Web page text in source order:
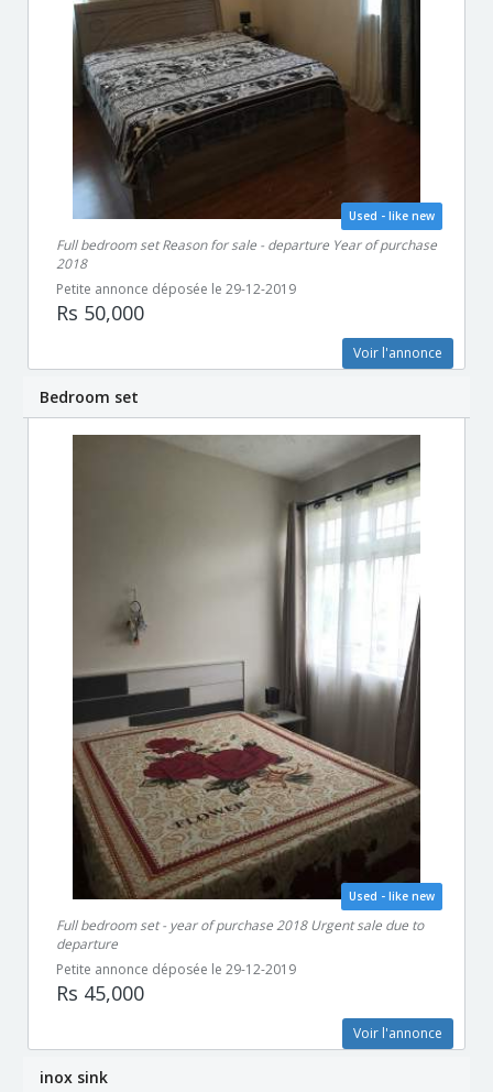
Used - like new
Full bedroom set Reason for sale - departure Year of purchase
2018
Petite annonce déposée le 29-12-2019
Rs 50,000
Voir l'annonce
Bedroom set
Used - like new
Full bedroom set - year of purchase 2018 Urgent sale due to
departure
Petite annonce déposée le 29-12-2019
Rs 45,000
Voir l'annonce
inox sink